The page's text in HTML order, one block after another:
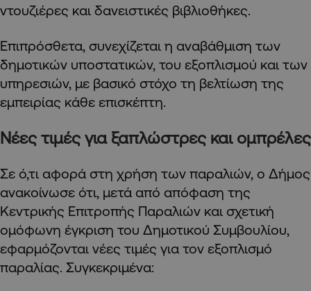
ντουζιέρες και δανειστικές βιβλιοθήκες.
Επιπρόσθετα, συνεχίζεται η αναβάθμιση των
δημοτικών υποστατικών, του εξοπλισμού και των
υπηρεσιών, με βασικό στόχο τη βελτίωση της
εμπειρίας κάθε επισκέπτη.
Νέες τιμές για ξαπλώστρες και ομπρέλες
Σε ό,τι αφορά στη χρήση των παραλιών, ο Δήμος
ανακοίνωσε ότι, μετά από απόφαση της
Κεντρικής Επιτροπής Παραλιών και σχετική
ομόφωνη έγκριση του Δημοτικού Συμβουλίου,
εφαρμόζονται νέες τιμές για τον εξοπλισμό
παραλίας. Συγκεκριμένα: